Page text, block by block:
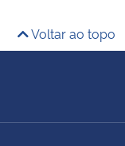
Voltar ao topo